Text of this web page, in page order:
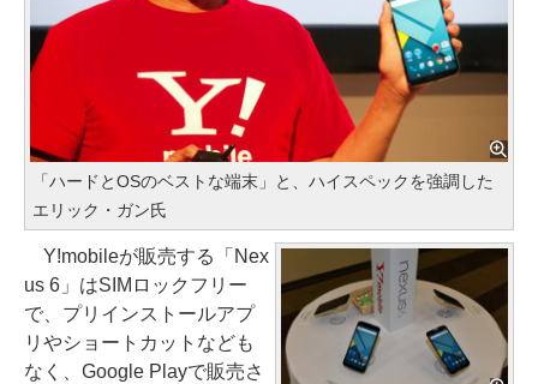
「ハードとOSのベストな端末」と、ハイスペックを強調した
エリック・ガン氏
Y!mobileが販売する「Nex
us 6」はSIMロックフリー
で、プリインストールアプ
リやショートカットなども
なく、Google Playで販売さ